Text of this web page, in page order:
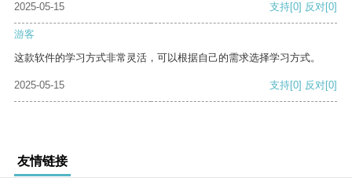
2025-05-15
支持[0] 反对[0]
游客
这款软件的学习方式非常灵活，可以根据自己的需求选择学习方式。
2025-05-15 支持[0] 反对[0]
友情链接